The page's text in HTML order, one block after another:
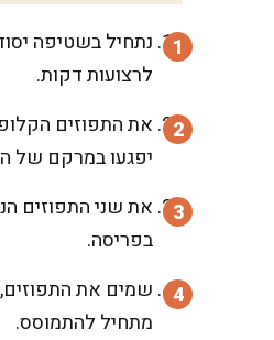
לרצועות דקות.
את התפוזים
יפגעו במרקם של
את שני התפוזים
בפריסה.
שמים את התפוזים,
מתחיל להתמוסס.